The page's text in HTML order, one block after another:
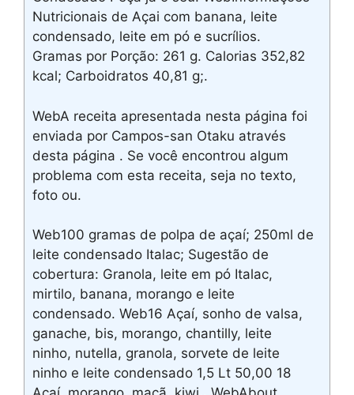
Nutricionais de Açai com banana, leite
condensado, leite em pó e sucrílios.
Gramas por Porção: 261 g. Calorias 352,82
kcal; Carboidratos 40,81 g;.
WebA receita apresentada nesta página foi
enviada por Campos-san Otaku através
desta página . Se você encontrou algum
problema com esta receita, seja no texto,
foto ou.
Web100 gramas de polpa de açaí; 250ml de
leite condensado Italac; Sugestão de
cobertura: Granola, leite em pó Italac,
mirtilo, banana, morango e leite
condensado. Web16 Açaí, sonho de valsa,
ganache, bis, morango, chantilly, leite
ninho, nutella, granola, sorvete de leite
ninho e leite condensado 1,5 Lt 50,00 18